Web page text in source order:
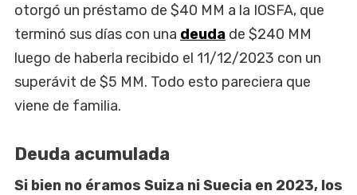
otorgó un préstamo de $40 MM a la IOSFA, que
terminó sus días con una deuda de $240 MM
luego de haberla recibido el 11/12/2023 con un
superávit de $5 MM. Todo esto pareciera que
viene de familia.
Deuda acumulada
Si bien no éramos Suiza ni Suecia en 2023, los